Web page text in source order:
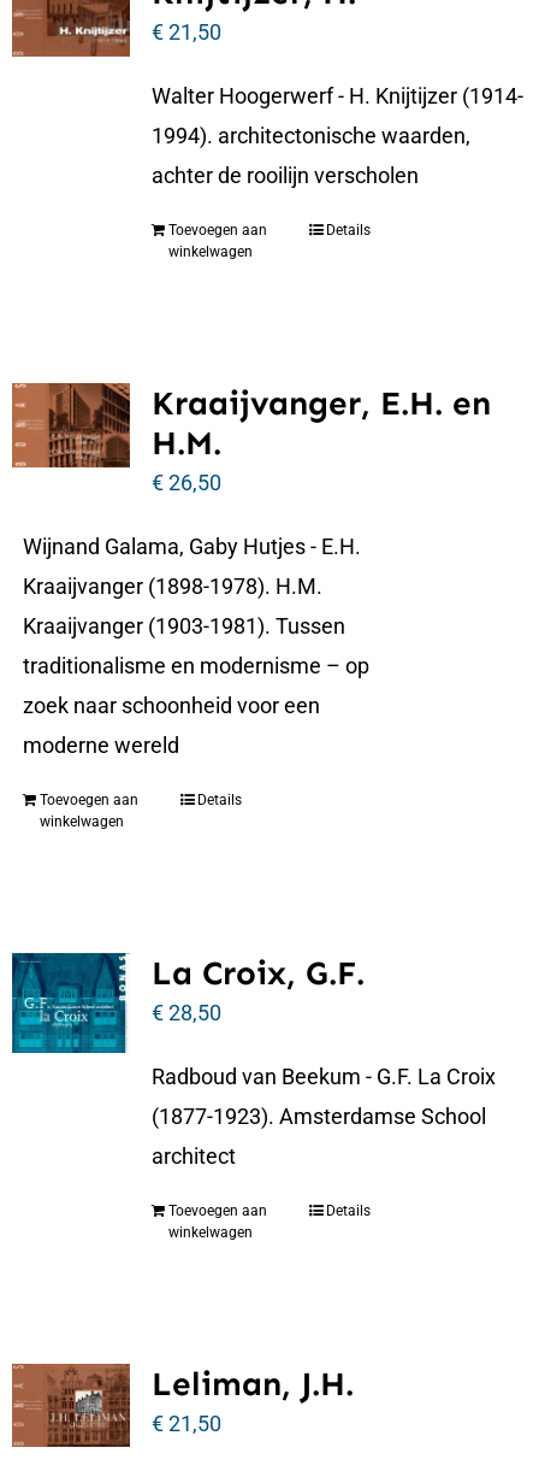
€21,50
Walter Hoogerwerf - H. Knijtijzer (1914-
1994). architectonische waarden,
achter de rooilijn verscholen
Toevoegen aan
winkelwagen
Details
Kraaijvanger, E.H. en
H.M.
€26,50
Wijnand Galama, Gaby Hutjes - E.H.
Kraaijvanger (1898-1978). H.M.
Kraaijvanger (1903-1981). Tussen
traditionalisme en modernisme – op
zoek naar schoonheid voor een
moderne wereld
Toevoegen aan
winkelwagen
Details
La Croix, G.F.
€28,50
Radboud van Beekum - G.F. La Croix
(1877-1923). Amsterdamse School
architect
Toevoegen aan
winkelwagen
Details
Leliman, J.H.
€21,50